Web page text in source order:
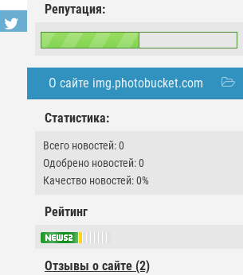
Репутация:
О сайте img.photobucket.com
Статистика:
Всего новостей: 0
Одобрено новостей: 0
Качество новостей: 0%
Рейтинг
Отзывы о сайте (2)